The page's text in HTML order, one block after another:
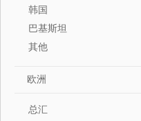
韩国
巴基斯坦
其他
欧洲
总汇